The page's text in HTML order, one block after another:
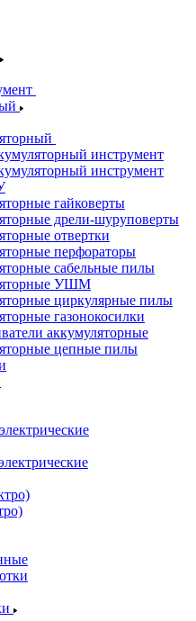
инструмент
инструмент
гайковерты
дрели-шуруповерты
отвертки
перфораторы
сабельные пилы
УШМ
циркулярные пилы
газонокосилки
аккумуляторные
цепные пилы